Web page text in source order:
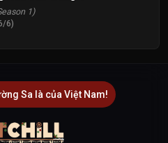
1)
6)
Sa là của Việt Nam!